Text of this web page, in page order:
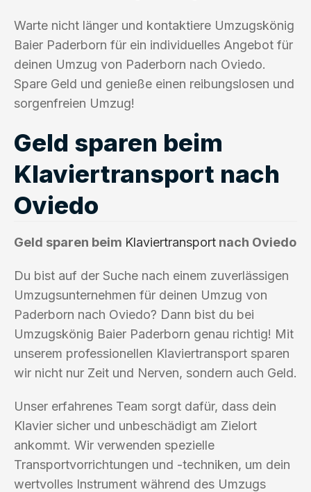
Warte nicht länger und kontaktiere Umzugskönig
Baier Paderborn für ein individuelles Angebot für
deinen Umzug von Paderborn nach Oviedo.
Spare Geld und genieße einen reibungslosen und
sorgenfreien Umzug!
Geld sparen beim
Klaviertransport nach
Oviedo
Geld sparen beim Klaviertransport nach Oviedo
Du bist auf der Suche nach einem zuverlässigen
Umzugsunternehmen für deinen Umzug von
Paderborn nach Oviedo? Dann bist du bei
Umzugskönig Baier Paderborn genau richtig! Mit
unserem professionellen Klaviertransport sparen
wir nicht nur Zeit und Nerven, sondern auch Geld.
Unser erfahrenes Team sorgt dafür, dass dein
Klavier sicher und unbeschädigt am Zielort
ankommt. Wir verwenden spezielle
Transportvorrichtungen und -techniken, um dein
wertvolles Instrument während des Umzugs